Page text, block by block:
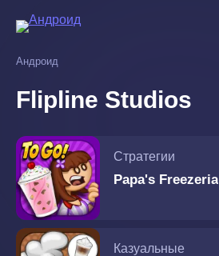
основному
Андроид
Flipline Studios
Стратегии
Papa's Freezeria
Казуальные